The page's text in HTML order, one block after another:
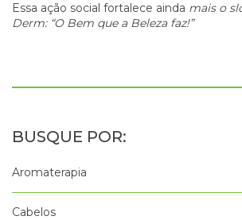
Essa ação social fortalece ainda mais o
Derm: “O Bem que a Beleza faz!”
Aromaterapia
Cabelos